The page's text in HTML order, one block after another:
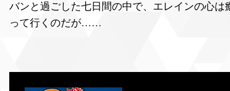
バンと過ごした七日間の中で、エレインの心
って行くのだが……